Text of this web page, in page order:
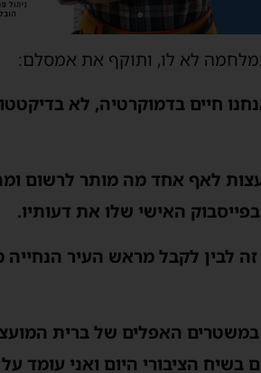
לא לו, ותוקף את אמסלם:
חיים בדמוקרטיה, לא
עצות לאף אחד מה מותר לרשום
האישי שלו את דעותיו.
לבין לקבל מראש העיר הנחייה
האפלים של ברית
הציבורי היום ואני עומד